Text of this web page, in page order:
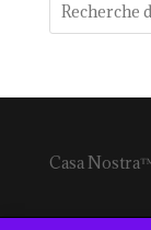
Casa